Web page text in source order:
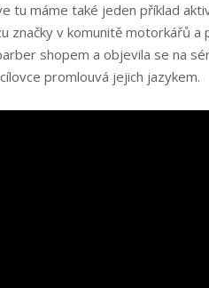
tu máme také jeden příklad
značky v komunitě motorkářů
shopem a objevila se na
promlouvá jejich jazykem.